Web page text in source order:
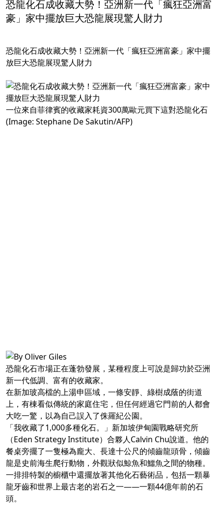
恐龍化石成收藏大勢！亞洲新一代「瘋狂亞洲富
豪」家中擺放巨大恐龍展現驚人財力
恐龍化石成收藏大勢！亞洲新一代「瘋狂亞洲富豪」家中擺
放巨大恐龍展現驚人財力
一位來自菲律賓的收藏家耗資300萬歐元買下這對恐龍化石
(Image: Stephane De Sakutin/AFP)
恐龍化石市場正在蓬勃發展，某種程度上可說是歸功於亞洲
新一代低調、富有的收藏家。
在新加玻高檔的上湯申區域，一條安靜、綠樹成蔭的街道
上，有棟看似傳統的家庭住宅，但任何經過它門前的人都會
大吃一驚，以為自己誤入了侏羅紀公園。
「我收藏了1,000多種化石。」新加坡伊甸園戰略研究所
（Eden Strategy Institute）合夥人Calvin Chu說道。他的
餐桌旁擺了一隻極為龐大、長達十公尺的傾齒龍頭骨，傾齒
龍是史前海生爬行動物，外觀狀似鯨魚和鱷魚之間的物種。
一排排特製的櫥櫃中還擺放著其他化石藝術品，包括一顆暴
龍牙齒和世界上最古老的岩石之一——一顆44億年前的石
頭。